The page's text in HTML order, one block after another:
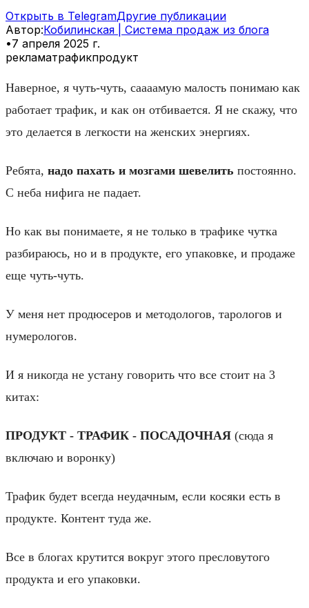
Открыть в TelegramДругие публикации
Автор:Кобилинская | Система продаж из блога
•7 апреля 2025 г.
рекламатрафикпродукт
Наверное, я чуть-чуть, саааамую малость понимаю как
работает трафик, и как он отбивается. Я не скажу, что
это делается в легкости на женских энергиях.
Ребята, надо пахать и мозгами шевелить постоянно.
С неба нифига не падает.
Но как вы понимаете, я не только в трафике чутка
разбираюсь, но и в продукте, его упаковке, и продаже
еще чуть-чуть.
У меня нет продюсеров и методологов, тарологов и
нумерологов.
И я никогда не устану говорить что все стоит на 3
китах:
ПРОДУКТ - ТРАФИК - ПОСАДОЧНАЯ (сюда я
включаю и воронку)
Трафик будет всегда неудачным, если косяки есть в
продукте. Контент туда же.
Все в блогах крутится вокруг этого пресловутого
продукта и его упаковки.